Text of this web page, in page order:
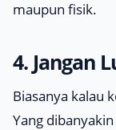
maupun fisik.
4. Jangan
Biasanya kalau
Yang